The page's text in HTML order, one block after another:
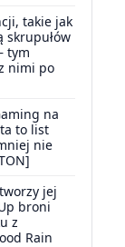
takie jak
skrupułów
tym
nimi po
na
to list
nie
jej
broni
z
Rain